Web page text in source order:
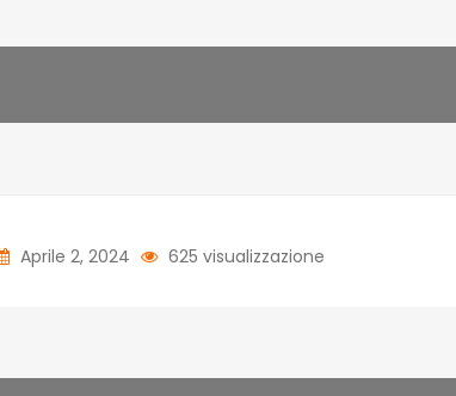
Aprile 2, 2024 625 visualizzazione